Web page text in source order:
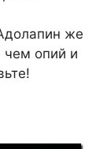
же
чем опий и